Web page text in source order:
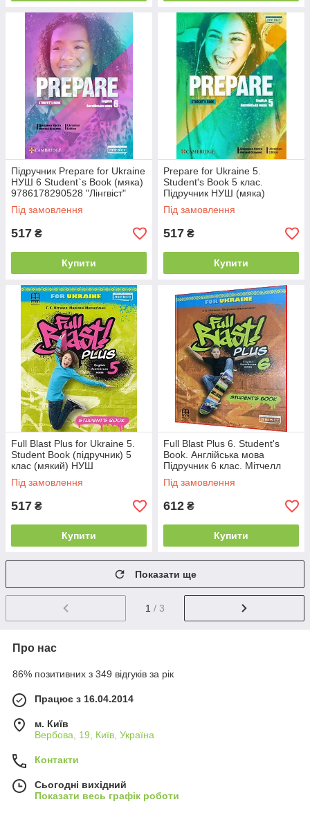
Підручник Prepare for Ukraine
НУШ 6 Student`s Book (мяка)
9786178290528 "Лінгвіст"
Під замовлення
517 ₴
Купити
Prepare for Ukraine 5.
Student's Book 5 клас.
Підручник НУШ (мяка)
"Лінгвіст"
Під замовлення
517 ₴
Купити
Full Blast Plus for Ukraine 5.
Student Book (підручник) 5
клас (мякий) НУШ
Під замовлення
517 ₴
Купити
Full Blast Plus 6. Student's
Book. Англійська мова
Підручник 6 клас. Мітчелл
(твердий) НУШ Лінгвіст
Під замовлення
612 ₴
Купити
Показати ще
1 / 3
Про нас
86% позитивних з 349 відгуків за рік
Працює з 16.04.2014
м. Київ
Вербова, 19, Київ, Україна
Контакти
Сьогодні вихідний
Показати весь графік роботи